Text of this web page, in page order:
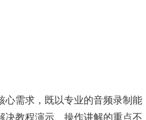
心需求，既以专业的音频录制能
决教程演示、操作讲解的重点不